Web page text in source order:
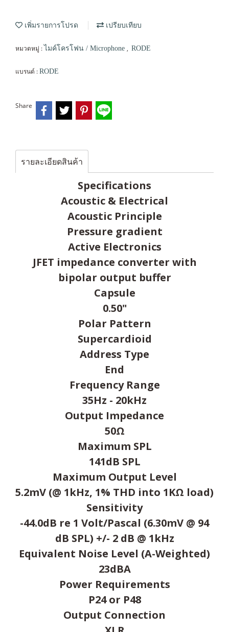
เพิ่มรายการโปรด เปรียบเทียบ
หมวดหมู่ :ไมค์โครโฟน / Microphone , RODE
แบรนด์ : RODE
Share
รายละเอียดสินค้า
Specifications
Acoustic & Electrical
Acoustic Principle
Pressure gradient
Active Electronics
JFET impedance converter with
bipolar output buffer
Capsule
0.50"
Polar Pattern
Supercardioid
Address Type
End
Frequency Range
35Hz - 20kHz
Output Impedance
50Ω
Maximum SPL
141dB SPL
Maximum Output Level
5.2mV (@ 1kHz, 1% THD into 1KΩ load)
Sensitivity
-44.0dB re 1 Volt/Pascal (6.30mV @ 94
dB SPL) +/- 2 dB @ 1kHz
Equivalent Noise Level (A-Weighted)
23dBA
Power Requirements
P24 or P48
Output Connection